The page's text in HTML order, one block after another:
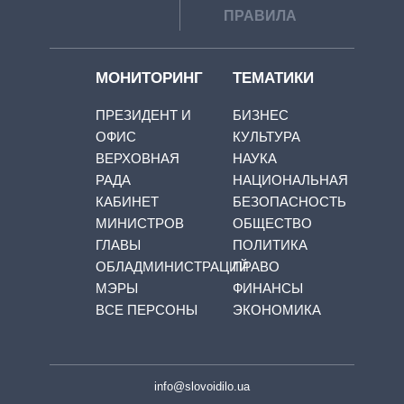
ПРАВИЛА
МОНИТОРИНГ
ПРЕЗИДЕНТ И
ОФИС
ВЕРХОВНАЯ
РАДА
КАБИНЕТ
МИНИСТРОВ
ГЛАВЫ
ОБЛАДМИНИСТРАЦИЙ
МЭРЫ
ВСЕ ПЕРСОНЫ
ТЕМАТИКИ
БИЗНЕС
КУЛЬТУРА
НАУКА
НАЦИОНАЛЬНАЯ
БЕЗОПАСНОСТЬ
ОБЩЕСТВО
ПОЛИТИКА
ПРАВО
ФИНАНСЫ
ЭКОНОМИКА
info@slovoidilo.ua